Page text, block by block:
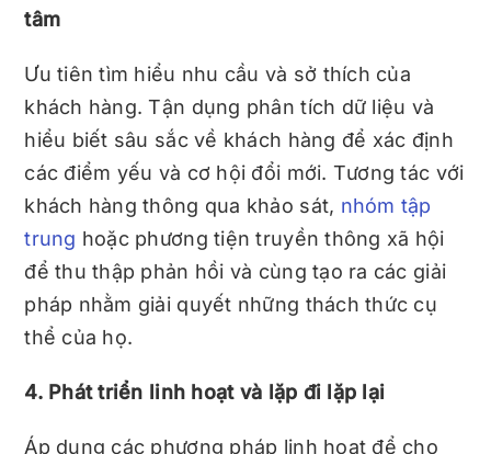
tâm
Ưu tiên tìm hiểu nhu cầu và sở thích của
khách hàng. Tận dụng phân tích dữ liệu và
hiểu biết sâu sắc về khách hàng để xác định
các điểm yếu và cơ hội đổi mới. Tương tác với
khách hàng thông qua khảo sát, nhóm tập
trung hoặc phương tiện truyền thông xã hội
để thu thập phản hồi và cùng tạo ra các giải
pháp nhằm giải quyết những thách thức cụ
thể của họ.
4. Phát triển linh hoạt và lặp đi lặp lại
Áp dụng các phương pháp linh hoạt để cho